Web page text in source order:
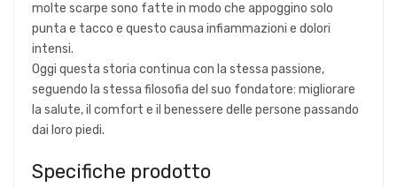
molte scarpe sono fatte in modo che appoggino solo
punta e tacco e questo causa infiammazioni e dolori
intensi.
Oggi questa storia continua con la stessa passione,
seguendo la stessa filosofia del suo fondatore: migliorare
la salute, il comfort e il benessere delle persone passando
dai loro piedi.
Specifiche prodotto